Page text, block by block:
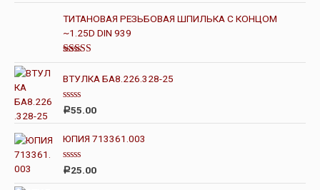
ц
е
н
к
а
0
и
5
ТИТАНОВАЯ РЕЗЬБОВАЯ ШПИЛЬКА С КОНЦОМ
~1.25D DIN 939
Оценка
ВТУЛКА БА8.226.328-25
О
е
н
к
а
0
и
з
Р55.00
ЮПИЯ 713361.003
О
Р25.00